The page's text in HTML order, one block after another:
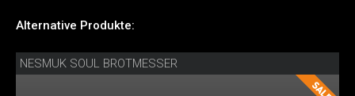
Alternative Produkte:
NESMUK SOUL BROTMESSER